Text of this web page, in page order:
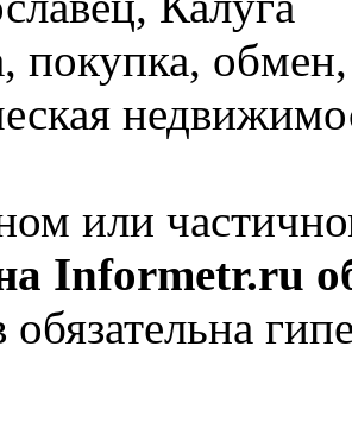
покупка, обмен,
или
Informetr.ru
обязательна